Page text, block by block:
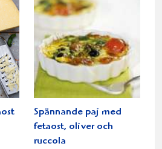
Spännande paj med
fetaost, oliver och
ruccola